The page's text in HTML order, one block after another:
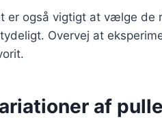
er også vigtigt at vælge de
Overvej at
af